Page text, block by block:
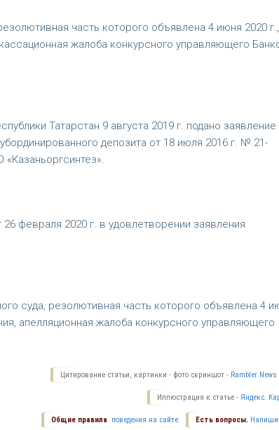
часть которого объявлена 4 июня 2020 г.,
жалоба конкурсного управляющего
Татарстан 9 августа 2019 г. подано заявление
депозита от 18 июля 2016 г. № 21-
февраля 2020 г. в удовлетворении заявления
суда, резолютивная часть которого объявлена 4
апелляционная жалоба конкурсного управляющего
Цитирование статьи, картинки - фото скриншот - Rambler News
Иллюстрация к статье - Яндекс.
Есть вопросы.
Общие правила поведения на сайте.